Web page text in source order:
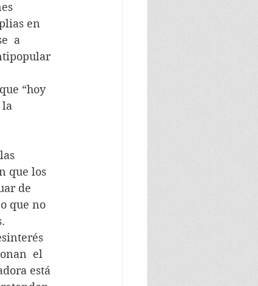
en
a
“hoy
la
que los
de
que no
el
está